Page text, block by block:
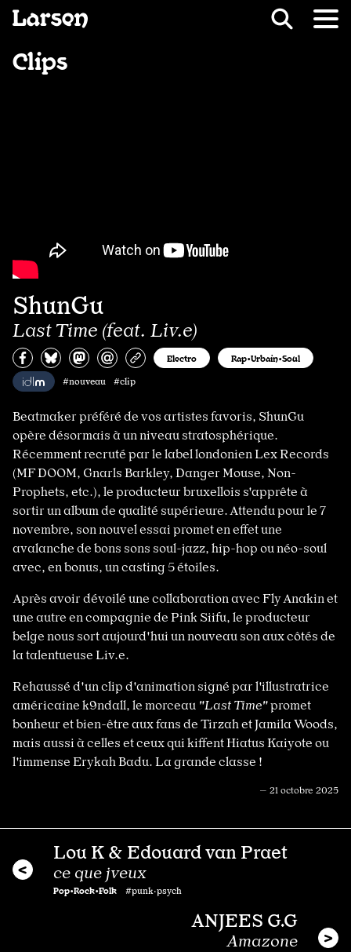
Fil d’ariane
Clips
ShunGu
Last Time (feat. Liv.e)
Partagez sur Facebook
Partager sur Bluesky
Partager sur Mastodon
Partagez par e-mail
Copiez l’url
Electro Rap•Urbain•Soul
#nouveau #clip
Beatmaker préféré de vos artistes favoris, ShunGu
opère désormais à un niveau stratosphérique.
Récemment recruté par le label londonien Lex Records
(MF DOOM, Gnarls Barkley, Danger Mouse, Non-
Prophets, etc.), le producteur bruxellois s'apprête à
sortir un album de qualité supérieure. Attendu pour le 7
novembre, son nouvel essai promet en effet une
avalanche de bons sons soul-jazz, hip-hop ou néo-soul
avec, en bonus, un casting 5 étoiles.
Après avoir dévoilé une collaboration avec Fly Anakin et
une autre en compagnie de Pink Siifu, le producteur
belge nous sort aujourd'hui un nouveau son aux côtés de
la talentueuse Liv.e.
Rehaussé d'un clip d'animation signé par l'illustratrice
américaine k9ndall, le morceau "Last Time"promet
bonheur et bien-être aux fans de Tirzah et Jamila Woods,
mais aussi à celles et ceux qui kiffent Hiatus Kaiyote ou
l'immense Erykah Badu. La grande classe !
— 21 octobre 2025
Lou K & Edouard van Praet
ce que jveux
Pop•Rock•Folk #punk·psych
ANJEES G.G
Amazone